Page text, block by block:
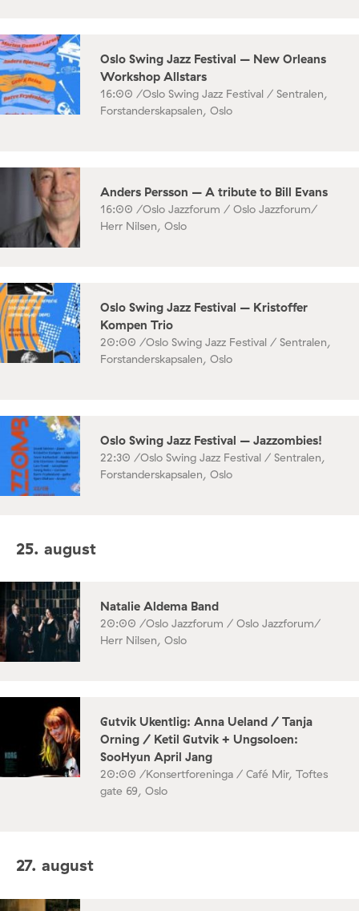
Oslo Swing Jazz Festival – New Orleans
Workshop Allstars
16:00 /Oslo Swing Jazz Festival / Sentralen,
Forstanderskapsalen, Oslo
Anders Persson – A tribute to Bill Evans
16:00 /Oslo Jazzforum / Oslo Jazzforum/
Herr Nilsen, Oslo
Oslo Swing Jazz Festival – Kristoffer
Kompen Trio
20:00 /Oslo Swing Jazz Festival / Sentralen,
Forstanderskapsalen, Oslo
Oslo Swing Jazz Festival – Jazzombies!
22:30 /Oslo Swing Jazz Festival / Sentralen,
Forstanderskapsalen, Oslo
25. august
Natalie Aldema Band
20:00 /Oslo Jazzforum / Oslo Jazzforum/
Herr Nilsen, Oslo
Gutvik Ukentlig: Anna Ueland / Tanja
Orning / Ketil Gutvik + Ungsoloen:
SooHyun April Jang
20:00 /Konsertforeninga / Café Mir, Toftes
gate 69, Oslo
27. august